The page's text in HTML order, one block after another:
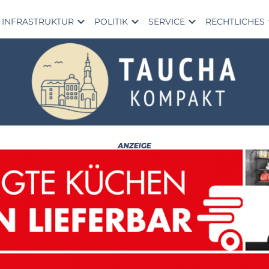
INFRASTRUKTUR expand_more POLITIK expand_more SERVICE expand_more RECHTLICHES